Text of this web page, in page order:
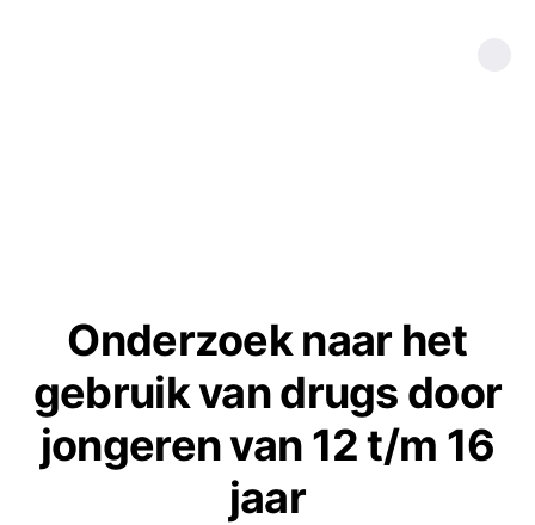
Onderzoek naar het
gebruik van drugs door
jongeren van 12 t/m 16
jaar